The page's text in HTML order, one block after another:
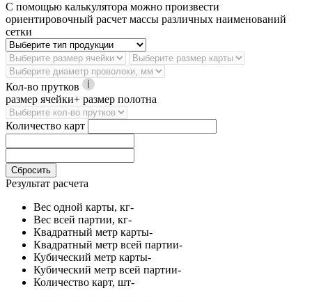
С помощью калькулятора можно произвести
ориентировочный расчет массы различных наименований
сетки
Кол-во прутков
размер ячейки+ размер полотна
Количество карт
Сбросить
Результат расчета
Вес одной карты, кг-
Вес всей партии, кг-
Квадратный метр карты-
Квадратный метр всей партии-
Кубический метр карты-
Кубический метр всей партии-
Количество карт, шт-